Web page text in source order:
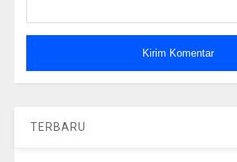
TERBARU